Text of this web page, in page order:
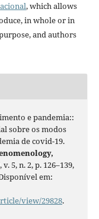
, which allows
in whole or in
and authors
e pandemia::
sobre os modos
de covid-19.
, v. 5, n. 2, p. 126–139,
em:
view/29828.